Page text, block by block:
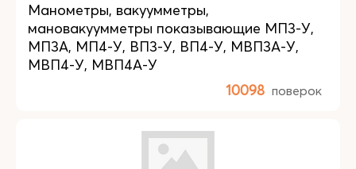
Манометры, вакуумметры,
мановакуумметры показывающие МП3-У,
МП3А, МП4-У, ВП3-У, ВП4-У, МВП3А-У,
МВП4-У, МВП4А-У
10098 поверок